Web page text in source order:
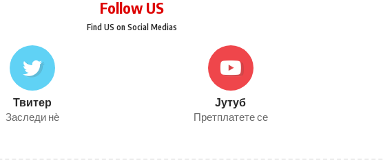
Follow US
Find US on Social Medias
Твитер
Заследи нѐ
Јутуб
Претплатете се